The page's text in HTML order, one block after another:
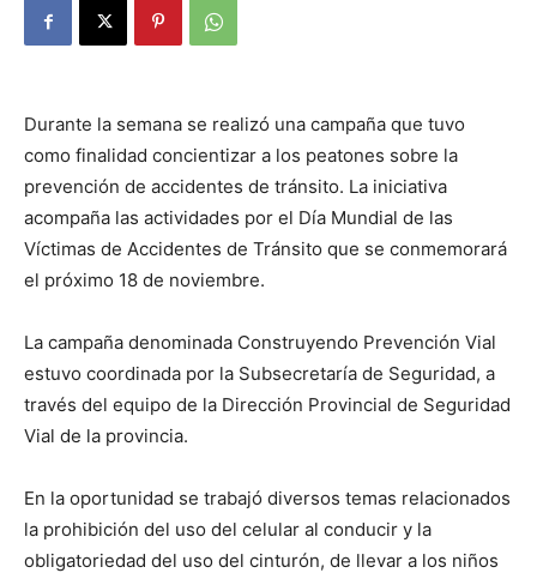
Durante la semana se realizó una campaña que tuvo
como finalidad concientizar a los peatones sobre la
prevención de accidentes de tránsito. La iniciativa
acompaña las actividades por el Día Mundial de las
Víctimas de Accidentes de Tránsito que se conmemorará
el próximo 18 de noviembre.
La campaña denominada Construyendo Prevención Vial
estuvo coordinada por la Subsecretaría de Seguridad, a
través del equipo de la Dirección Provincial de Seguridad
Vial de la provincia.
En la oportunidad se trabajó diversos temas relacionados
la prohibición del uso del celular al conducir y la
obligatoriedad del uso del cinturón, de llevar a los niños